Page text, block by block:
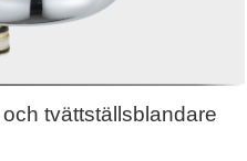
tvättställsblandare